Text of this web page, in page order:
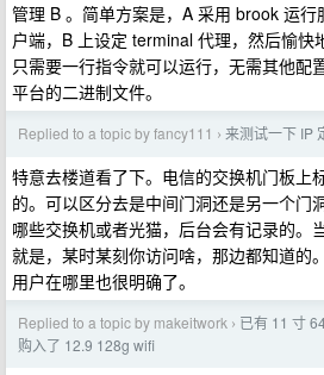
管理 B 。简单方案是，A 采用 brook 运
户端，B 上设定 terminal 代理，然后愉
只需要一行指令就可以运行，无需其他配
平台的二进制文件。
Replied to a topic by fancy111 › 来测试一下 IP
特意去楼道看了下。电信的交换机门板上
的。可以区分去是中间门洞还是另一个门
哪些交换机或者光猫，后台会有记录的。
就是，某时某刻你访问啥，那边都知道的
用户在哪里也很明确了。
Replied to a topic by makeitwork › 已有 11 寸
购入了 12.9 128g wifi